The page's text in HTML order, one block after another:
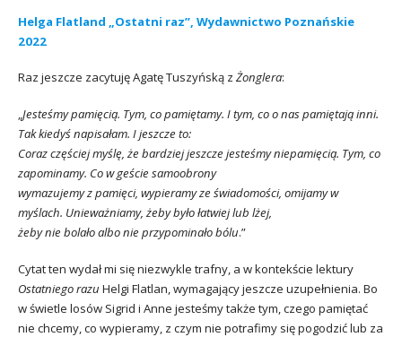
Helga Flatland „Ostatni raz”, Wydawnictwo Poznańskie
2022
Raz jeszcze zacytuję Agatę Tuszyńską z Żonglera:
„Jesteśmy pamięcią. Tym, co pamiętamy. I tym, co o nas pamiętają inni.
Tak kiedyś napisałam. I jeszcze to:
Coraz częściej myślę, że bardziej jeszcze jesteśmy niepamięcią. Tym, co
zapominamy. Co w geście samoobrony
wymazujemy z pamięci, wypieramy ze świadomości, omijamy w
myślach. Unieważniamy, żeby było łatwiej lub lżej,
żeby nie bolało albo nie przypominało bólu.”
Cytat ten wydał mi się niezwykle trafny, a w kontekście lektury
Ostatniego razu Helgi Flatlan, wymagający jeszcze uzupełnienia. Bo
w świetle losów Sigrid i Anne jesteśmy także tym, czego pamiętać
nie chcemy, co wypieramy, z czym nie potrafimy się pogodzić lub za